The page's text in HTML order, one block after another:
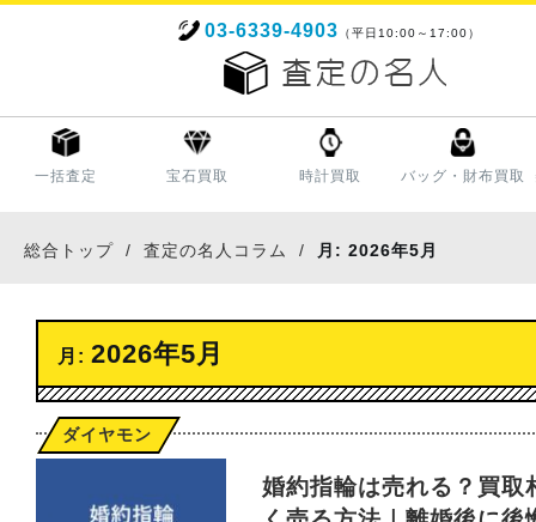
03-6339-4903 （平日10:00～17:00）
一括査定 宝石買取 時計買取 バッグ・財布買取
総合トップ 査定の名人コラム 月: 2026年5月
月: 2026年5月
ダイヤモンド
婚約指輪は売れる？買取